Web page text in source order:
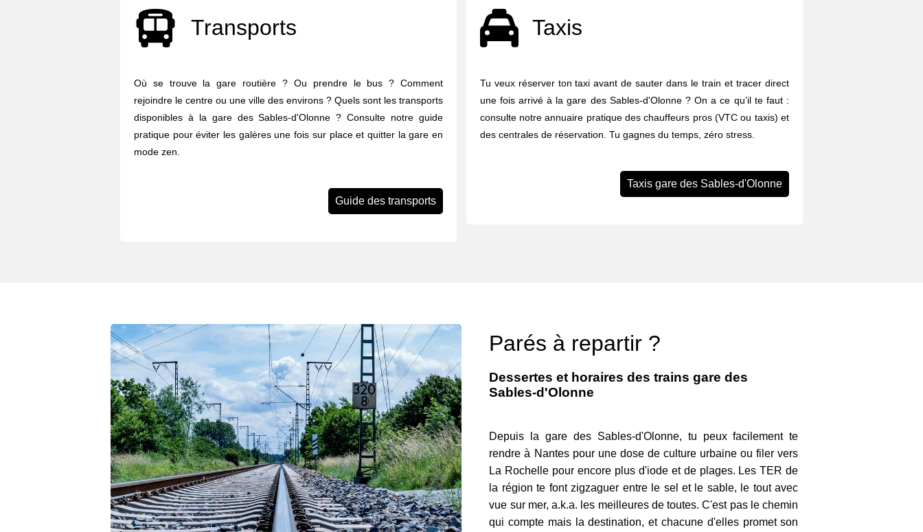
Transports
Où se trouve la gare routière ? Ou prendre le bus ? Comment
rejoindre le centre ou une ville des environs ? Quels sont les transports
disponibles à la gare des Sables-d'Olonne ? Consulte notre guide
pratique pour éviter les galères une fois sur place et quitter la gare en
mode zen.
Guide des transports
Taxis
Tu veux réserver ton taxi avant de sauter dans le train et tracer direct
une fois arrivé à la gare des Sables-d'Olonne ? On a ce qu’il te faut :
consulte notre annuaire pratique des chauffeurs pros (VTC ou taxis) et
des centrales de réservation. Tu gagnes du temps, zéro stress.
Taxis gare des Sables-d'Olonne
Parés à repartir ?
Dessertes et horaires des trains gare des
Sables-d'Olonne
Depuis la gare des Sables-d'Olonne, tu peux facilement te
rendre à Nantes pour une dose de culture urbaine ou filer vers
La Rochelle pour encore plus d'iode et de plages. Les TER de
la région te font zigzaguer entre le sel et le sable, le tout avec
vue sur mer, a.k.a. les meilleures de toutes. C'est pas le chemin
qui compte mais la destination, et chacune d'elles promet son